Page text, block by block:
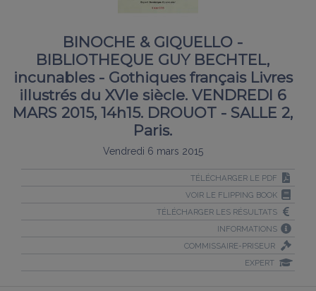
BINOCHE & GIQUELLO -
BIBLIOTHEQUE GUY BECHTEL,
incunables - Gothiques français Livres
illustrés du XVIe siècle. VENDREDI 6
MARS 2015, 14h15. DROUOT - SALLE 2,
Paris.
Vendredi 6 mars 2015
TÉLÉCHARGER LE PDF
VOIR LE FLIPPING BOOK
TÉLÉCHARGER LES RÉSULTATS
INFORMATIONS
COMMISSAIRE-PRISEUR
EXPERT